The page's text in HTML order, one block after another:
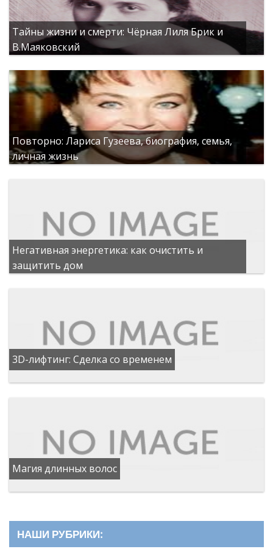
Тайны жизни и смерти: Чёрная Лиля Брик и
В.Маяковский
Повторно: Лариса Гузеева, биография, семья,
личная жизнь
Негативная энергетика: как очистить и
защитить дом
3D-лифтинг: Сделка со временем
Магия длинных волос
НАШИ РУБРИКИ: